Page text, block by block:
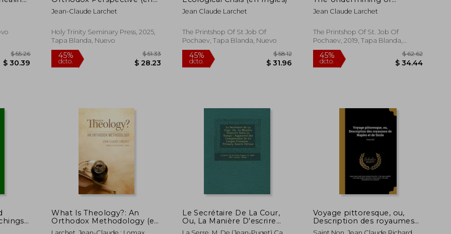
Inglés)
Jean-Claude Larchet
Holy Trinity Seminary Press, 2025,
Tapa Blanda, Nuevo
Jean Claude Larchet
The Printshop Of St Job Of
Pochaev, Tapa Blanda, Nuevo
Society, Family, and our
own Soul (en Inglés)
Jean Claude Larchet
The Printshop Of St. Job Of
Pochaev, 2019, Tapa Blanda,
Nuevo
dcto.
east
What Is Theology?: An
Orthodox Methodology (en
Inglés)
Le Secrétaire De La Cour,
Ou, La Manière D'escrire
Selon Le Temps: Augmenté
Voyage pittoresque, ou,
Description des royaumes
de Naples et de Sicile; Tome